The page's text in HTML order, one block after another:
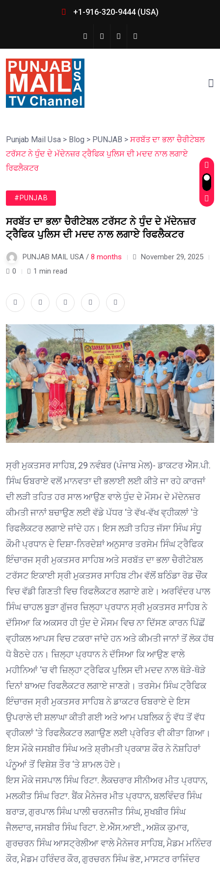
+1-916-320-9444 (USA)
Punjab Mail Usa > Blog > PUNJAB > ਸਰਬੱਤ ਦਾ ਭਲਾ ਚੈਰੀਟੇਬਲ
ਟਰੱਸਟ ਨੇ ਧੁੰਦ ਦੇ ਮੱਦੇਨਜ਼ਰ ਟ੍ਰੈਫਿਕ ਪੁਲਿਸ ਦੀ ਮਦਦ ਨਾਲ ਲਗਾਏ
ਰਿਫਲੈਕਟਰ
#PUNJAB
ਸਰਬੱਤ ਦਾ ਭਲਾ ਚੈਰੀਟੇਬਲ ਟਰੱਸਟ ਨੇ ਧੁੰਦ ਦੇ ਮੱਦੇਨਜ਼ਰ
ਟ੍ਰੈਫਿਕ ਪੁਲਿਸ ਦੀ ਮਦਦ ਨਾਲ ਲਗਾਏ ਰਿਫਲੈਕਟਰ
PUNJAB MAIL USA / 8 months
November 29, 2025
0
1 min read
ਸ੍ਰੀ ਮੁਕਤਸਰ ਸਾਹਿਬ, 29 ਨਵੰਬਰ (ਪੰਜਾਬ ਮੇਲ)- ਡਾਕਟਰ ਐੱਸ.ਪੀ.
ਸਿੰਘ ਓਬਰਾਏ ਵਲੋਂ ਮਾਨਵਤਾ ਦੀ ਭਲਾਈ ਲਈ ਕੀਤੇ ਜਾ ਰਹੇ ਕਾਰਜਾਂ
ਦੀ ਲੜੀ ਤਹਿਤ ਹਰ ਸਾਲ ਆਉਣ ਵਾਲੇ ਧੁੰਦ ਦੇ ਮੌਸਮ ਦੇ ਮੱਦੇਨਜ਼ਰ
ਕੀਮਤੀ ਜਾਨਾਂ ਬਚਾਉਣ ਲਈ ਵੱਡੇ ਪੱਧਰ ‘ਤੇ ਵੱਖ-ਵੱਖ ਵ੍ਹੀਕਲਾਂ ‘ਤੇ
ਰਿਫਲੈਕਟਰ ਲਗਾਏ ਜਾਂਦੇ ਹਨ। ਇਸ ਲੜੀ ਤਹਿਤ ਜੱਸਾ ਸਿੰਘ ਸੰਧੂ
ਕੌਮੀ ਪ੍ਰਧਾਨ ਦੇ ਦਿਸ਼ਾ-ਨਿਰਦੇਸ਼ਾਂ ਅਨੁਸਾਰ ਤਰਸੇਮ ਸਿੰਘ ਟ੍ਰੈਫਿਕ
ਇੰਚਾਰਜ ਸ੍ਰੀ ਮੁਕਤਸਰ ਸਾਹਿਬ ਅਤੇ ਸਰਬੱਤ ਦਾ ਭਲਾ ਚੈਰੀਟੇਬਲ
ਟਰੱਸਟ ਇਕਾਈ ਸ੍ਰੀ ਮੁਕਤਸਰ ਸਾਹਿਬ ਟੀਮ ਵੱਲੋਂ ਬਠਿੰਡਾ ਰੋਡ ਚੌਂਕ
ਵਿਚ ਵੱਡੀ ਗਿਣਤੀ ਵਿਚ ਰਿਫਲੈਕਟਰ ਲਗਾਏ ਗਏ। ਅਰਵਿੰਦਰ ਪਾਲ
ਸਿੰਘ ਚਾਹਲ ਬੂੜਾ ਗੁੱਜਰ ਜ਼ਿਲ੍ਹਾ ਪ੍ਰਧਾਨ ਸ੍ਰੀ ਮੁਕਤਸਰ ਸਾਹਿਬ ਨੇ
ਦੱਸਿਆ ਕਿ ਅਕਸਰ ਹੀ ਧੁੰਦ ਦੇ ਮੌਸਮ ਵਿਚ ਨਾ ਦਿੱਸਣ ਕਾਰਨ ਪਿੱਛੋਂ
ਵ੍ਹੀਕਲ ਆਪਸ ਵਿਚ ਟਕਰਾ ਜਾਂਦੇ ਹਨ ਅਤੇ ਕੀਮਤੀ ਜਾਨਾਂ ਤੋਂ ਲੋਕ ਹੱਥ
ਧੋ ਬੈਠਦੇ ਹਨ। ਜ਼ਿਲ੍ਹਾ ਪ੍ਰਧਾਨ ਨੇ ਦੱਸਿਆ ਕਿ ਆਉਣ ਵਾਲੇ
ਮਹੀਨਿਆਂ ‘ਚ ਵੀ ਜ਼ਿਲ੍ਹਾ ਟ੍ਰੈਫਿਕ ਪੁਲਿਸ ਦੀ ਮਦਦ ਨਾਲ ਥੋੜੇ-ਥੋੜੇ
ਦਿਨਾਂ ਬਾਅਦ ਰਿਫਲੈਕਟਰ ਲਗਾਏ ਜਾਣਗੇ। ਤਰਸੇਮ ਸਿੰਘ ਟ੍ਰੈਫਿਕ
ਇੰਚਾਰਜ ਸ੍ਰੀ ਮੁਕਤਸਰ ਸਾਹਿਬ ਨੇ ਡਾਕਟਰ ਓਬਰਾਏ ਦੇ ਇਸ
ਉਪਰਾਲੇ ਦੀ ਸ਼ਲਾਘਾ ਕੀਤੀ ਗਈ ਅਤੇ ਆਮ ਪਬਲਿਕ ਨੂੰ ਵੱਧ ਤੋਂ ਵੱਧ
ਵ੍ਹੀਕਲਾਂ ‘ਤੇ ਰਿਫਲੈਕਟਰ ਲਗਾਉਣ ਲਈ ਪ੍ਰੇਰਿਤ ਵੀ ਕੀਤਾ ਗਿਆ।
ਇਸ ਮੌਕੇ ਜਸਬੀਰ ਸਿੰਘ ਅਤੇ ਸ਼੍ਰੀਮਤੀ ਪ੍ਰਕਾਸ਼ ਕੌਰ ਨੇ ਨੋਸ਼ਹਿਰਾਂ
ਪੰਨੂਆਂ ਤੋਂ ਵਿਸ਼ੇਸ਼ ਤੌਰ ‘ਤੇ ਸ਼ਾਮਲ ਹੋਏ।
ਇਸ ਮੌਕੇ ਜਸਪਾਲ ਸਿੰਘ ਰਿਟਾ. ਲੈਕਚਰਾਰ ਸੀਨੀਅਰ ਮੀਤ ਪ੍ਰਧਾਨ,
ਮਲਕੀਤ ਸਿੰਘ ਰਿਟਾ. ਬੈਂਕ ਮੈਨੇਜਰ ਮੀਤ ਪ੍ਰਧਾਨ, ਬਲਵਿੰਦਰ ਸਿੰਘ
ਬਰਾੜ, ਗੁਰਪਾਲ ਸਿੰਘ ਪਾਲੀ ਚਰਨਜੀਤ ਸਿੰਘ, ਸੁਖਬੀਰ ਸਿੰਘ
ਜੈਲਦਾਰ, ਜਸਬੀਰ ਸਿੰਘ ਰਿਟਾ. ਏ.ਐੱਸ.ਆਈ., ਅਸ਼ੋਕ ਕੁਮਾਰ,
ਗੁਰਚਰਨ ਸਿੰਘ ਆਸਟ੍ਰੇਲੀਆ ਵਾਲੇ ਮੈਨੇਜਰ ਸਾਹਿਬ, ਮੈਡਮ ਮਨਿੰਦਰ
ਕੌਰ, ਮੈਡਮ ਹਰਿੰਦਰ ਕੌਰ, ਗੁਰਚਰਨ ਸਿੰਘ ਭੋਣ, ਮਾਸਟਰ ਰਾਜਿੰਦਰ